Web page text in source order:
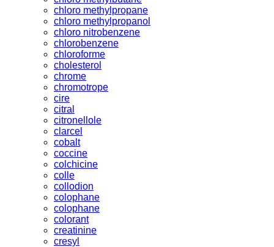
chloro methylpropane
chloro methylpropanol
chloro nitrobenzene
chlorobenzene
chloroforme
cholesterol
chrome
chromotrope
cire
citral
citronellole
clarcel
cobalt
coccine
colchicine
colle
collodion
colophane
colophane
colorant
creatinine
cresyl